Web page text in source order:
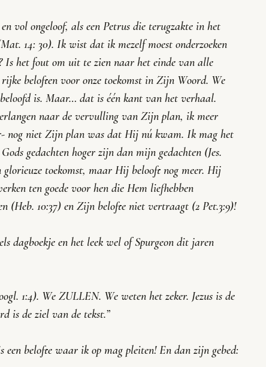
vol ongeloof, als een Petrus die terugzakte in het
14: 30). Ik wist dat ik mezelf moest onderzoeken
het fout om uit te zien naar het einde van alle
beloften voor onze toekomst in Zijn Woord. We
is. Maar… dat is één kant van het verhaal.
naar de vervulling van Zijn plan, ik meer
nog niet Zijn plan was dat Hij nú kwam. Ik mag het
gedachten hoger zijn dan mijn gedachten (Jes.
toekomst, maar Hij belooft nog meer. Hij
ten goede voor hen die Hem liefhebben
10:37) en Zijn belofte niet vertraagt (2 Pet.3:9)!
dagboekje en het leek wel of Spurgeon dit jaren
1:4). We ZULLEN. We weten het zeker. Jezus is de
is de ziel van de tekst.”
belofte waar ik op mag pleiten! En dan zijn gebed: